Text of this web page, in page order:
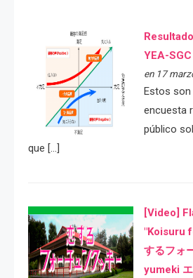
YEA-SGC
en 17
Estos
encuesta
público
que […]
[Video]
"Koisuru
するフォ
yumeki